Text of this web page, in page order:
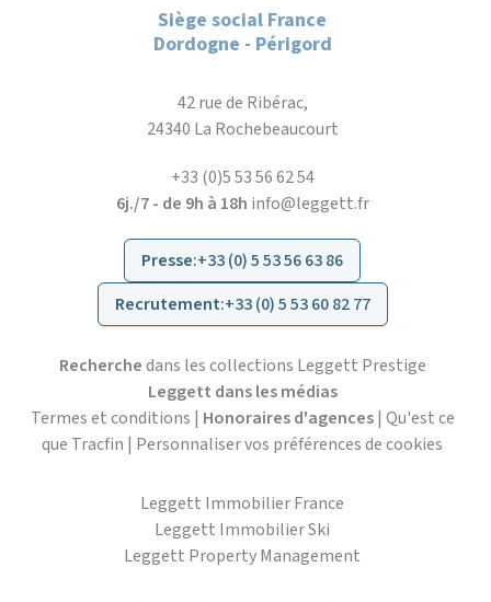
Siège social France
Dordogne - Périgord
42 rue de Ribérac,
24340 La Rochebeaucourt
+33 (0)5 53 56 62 54
6j./7 - de 9h à 18h info@leggett.fr
Presse:+33 (0) 5 53 56 63 86
Recrutement:+33 (0) 5 53 60 82 77
Recherchedans les collections Leggett Prestige
Leggett dans les médias
Termes et conditions | Honoraires d'agences| Qu'est ce
que Tracfin | Personnaliser vos préférences de cookies
Leggett Immobilier France
Leggett Immobilier Ski
Leggett Property Management